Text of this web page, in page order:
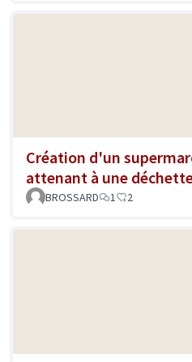
Création d'un
attenant à une
BROSSARD 1 2